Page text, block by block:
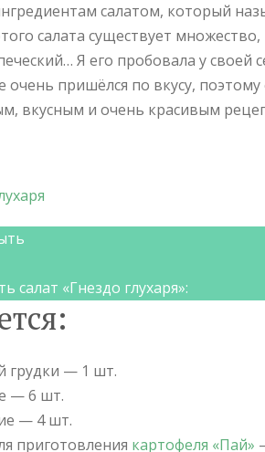
салатом, который
салата существует
Я его пробовала у
очень пришёлся по вкусу,
вкусным и очень красивым
салат «Гнездо глухаря»:
грудки — 1 шт.
— 6 шт.
— 4 шт.
приготовления картофеля «Пай»